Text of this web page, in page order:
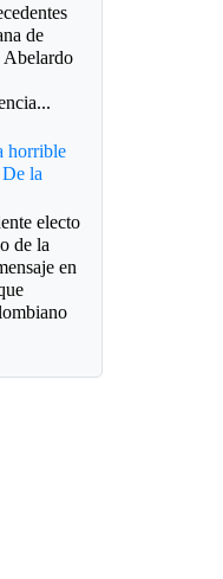
de
Abelardo
horrible
la
electo
de la
en